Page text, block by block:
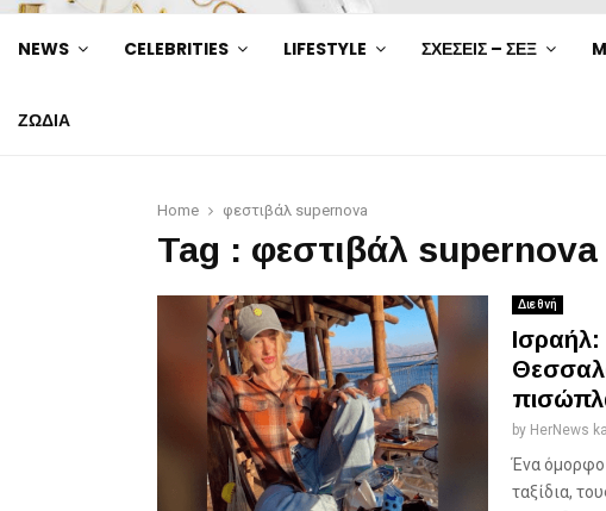
NEWS CELEBRITIES LIFESTYLE ΣΧΕΣΕΙΣ – ΣΕΞ
ΖΩΔΙΑ
Home φεστιβάλ supernova
Tag : φεστιβάλ supernova
Διεθνή
by HerNews ka
Ένα όμορφο
ταξίδια,